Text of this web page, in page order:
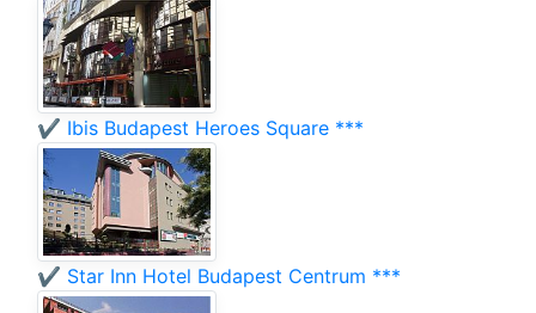
✔️ Ibis Budapest Heroes Square ***
✔️ Star Inn Hotel Budapest Centrum ***